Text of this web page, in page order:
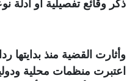
ذكر وقائع تفصيلية أو أدلة
وأثارت القضية منذ
اعتبرت منظمات محلية